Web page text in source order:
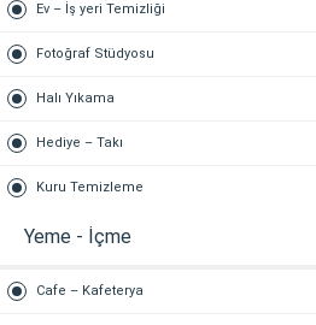
Ev – İş yeri Temizliği
Fotoğraf Stüdyosu
Halı Yıkama
Hediye – Takı
Kuru Temizleme
Yeme - İçme
Cafe – Kafeterya